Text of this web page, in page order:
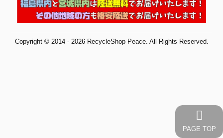
Copyright © 2014 - 2026 RecycleShop Peace. All Rights Reserved.